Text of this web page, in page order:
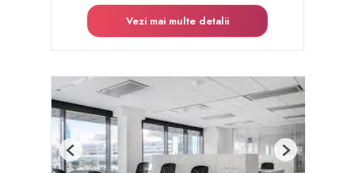
Vezi mai multe detalii
Previous Next